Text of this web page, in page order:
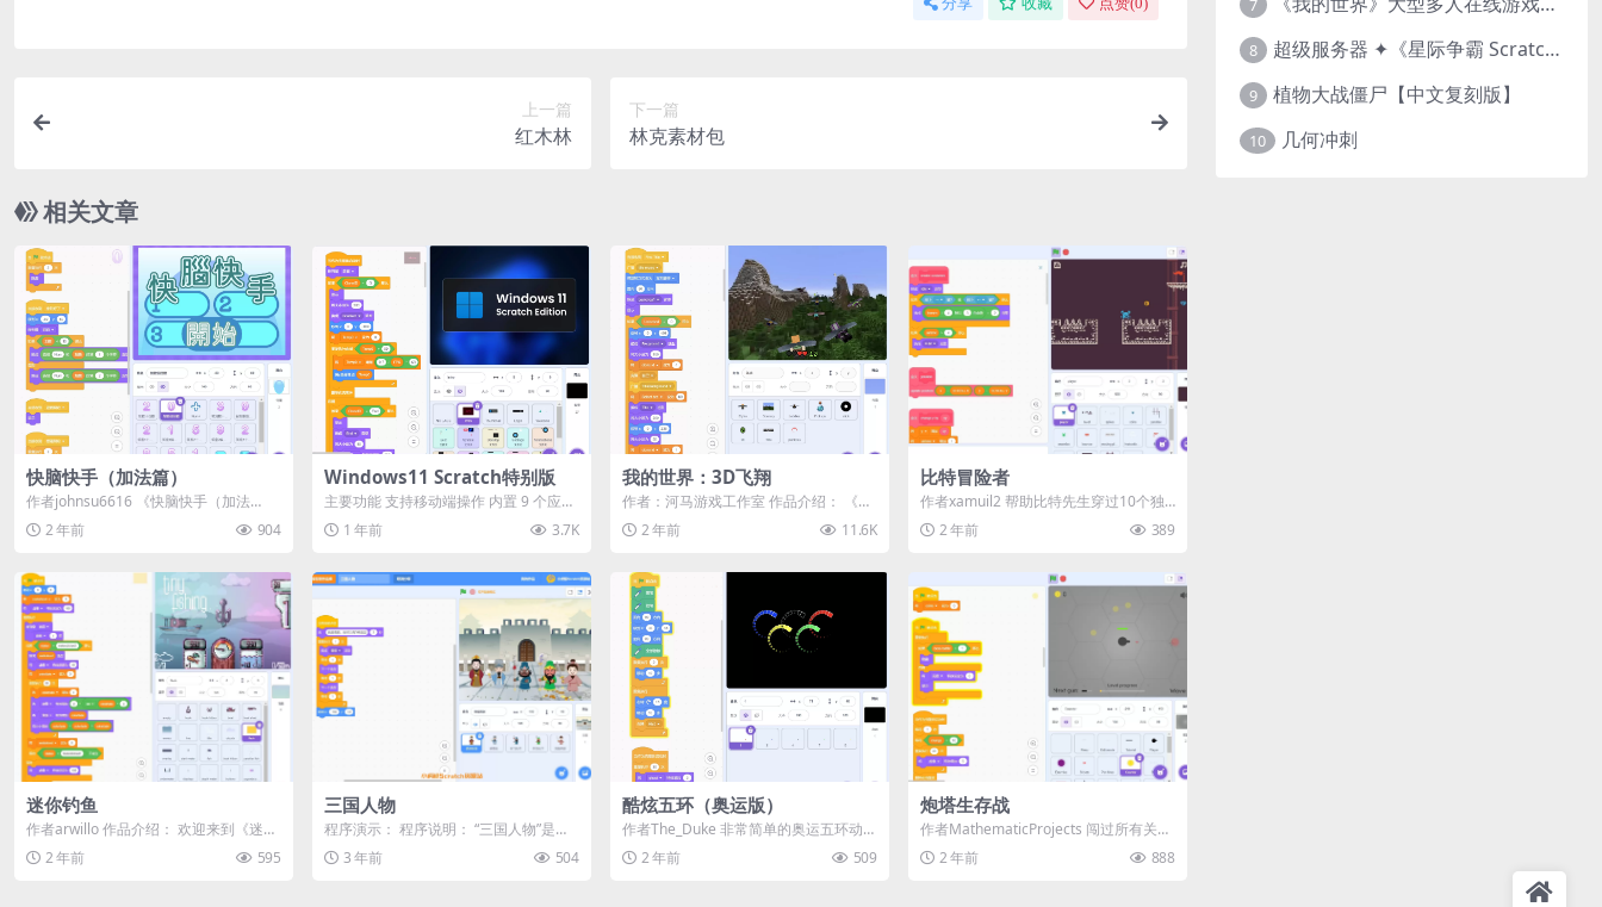
上一篇
红木林
下一篇
林克素材包
相关文章
快脑快手（加法篇）
作者johnsu6616 《快脑快手（加法
篇）》是一款专为孩子们设计的数学加
法题...2 年前 904
Windows11 Scratch特别版
主要功能 支持移动端操作 内置 9 个应用
程序（包括3个系统默认、4个扩展应
用、...1 年前 3.7K
我的世界：3D飞翔
作者：河马游戏工作室 作品介绍： 《我
的世界：3D飞翔》是一款飞行冒险游
戏，灵感...
2 年前 11.6K
比特冒险者
作者xamuil2 帮助比特先生穿过10个独
特的关卡，努力赢得比特冠军的称号！
... 2 年前 389
迷你钓鱼
作者arwillo 作品介绍： 欢迎来到《迷你
钓鱼》！在这款游戏中，你可以体验轻...
2 年前 595
三国人物
程序演示： 程序说明： “三国人物”是一
个简单的Scratch项目，旨在通过造型...
3 年前 504
酷炫五环（奥运版）
作者The_Duke 非常简单的奥运五环动画
效果，适合初学者或用于课堂教学案例
... 2 年前 509
炮塔生存战
作者MathematicProjects 闯过所有关
卡，击败boss。战胜不同的...
2 年前 888
7
8 超级服务器 ✦《星际争霸 Scratch（经典版本）》
9 植物大战僵尸【中文复刻版】
10 几何冲刺